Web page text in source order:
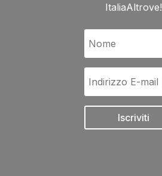
ItaliaAltrove!
Iscriviti